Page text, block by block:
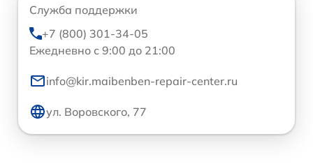
Служба поддержки
+7 (800) 301-34-05
Ежедневно с 9:00 до 21:00
info@kir.maibenben-repair-center.ru
ул. Воровского, 77